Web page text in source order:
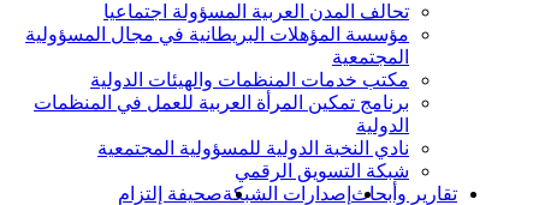
تحالف المدن العربية المسؤولة اجتماعيا
مؤسسة المؤهلات البريطانية في مجال المسؤولية
المجتمعية
مكتب خدمات المنظمات والهيئات الدولية
برنامج تمكين المرأة العربية للعمل في المنظمات
الدولية
نادي النخبة الدولية للمسؤولية المجتمعية
شبكة التسويق الرقمي
تقارير وأبحاث إصدارات الشبكةصحيفة إلتزام